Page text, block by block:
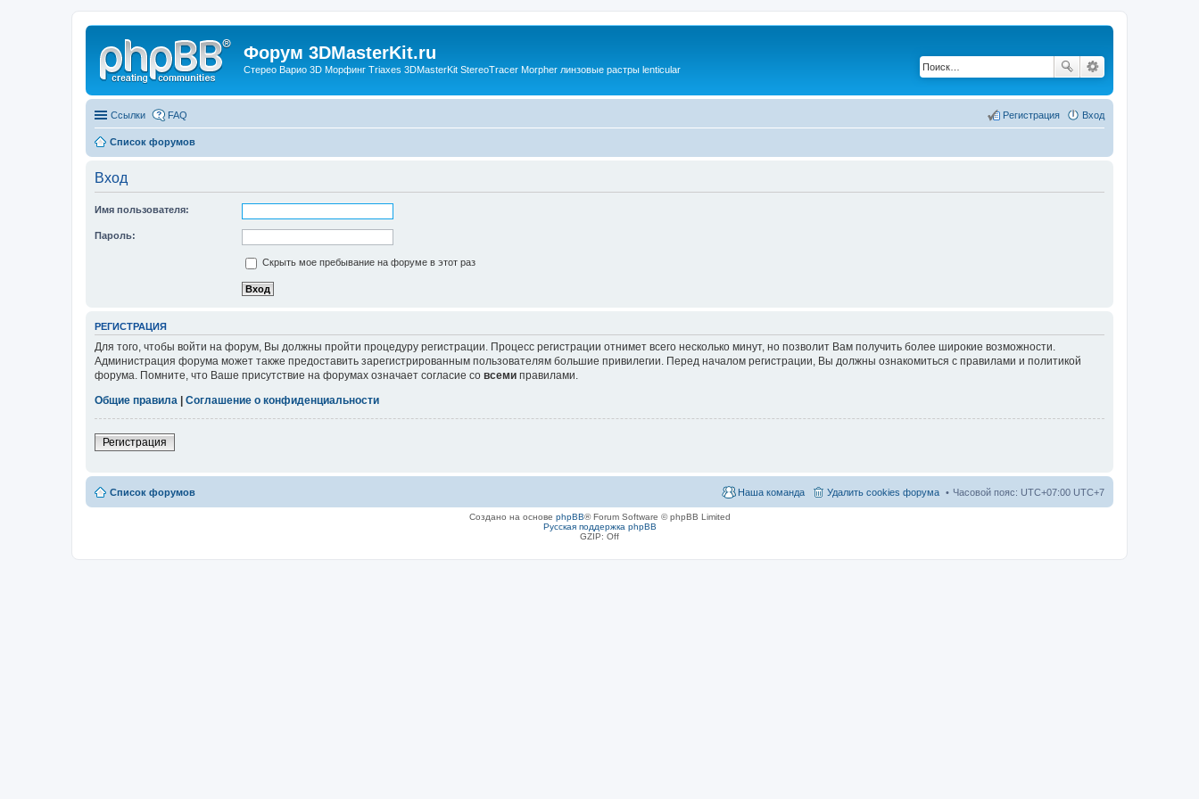
Форум 3DMasterKit.ru
Стерео Варио 3D Морфинг Triaxes 3DMasterKit StereoTracer Morpher линзовые растры lenticular
Ссылки FAQ Вход
Регистрация
Список форумов
Вход
Имя пользователя:
Пароль:
Скрыть мое пребывание на форуме в этот раз
РЕГИСТРАЦИЯ
Для того, чтобы войти на форум, Вы должны пройти процедуру регистрации. Процесс регистрации отнимет всего несколько минут, но позволит Вам получить более широкие возможности.
Администрация форума может также предоставить зарегистрированным пользователям большие привилегии. Перед началом регистрации, Вы должны ознакомиться с правилами и политикой
форума. Помните, что Ваше присутствие на форумах означает согласие со всеми правилами.
Общие правила
Соглашение о конфиденциальности
Регистрация
Список форумов Часовой пояс: UTC+07:00 UTC+7
Удалить cookies форума
Наша команда
Создано на основе phpBB® Forum Software © phpBB Limited
Русская поддержка phpBB
GZIP: Off